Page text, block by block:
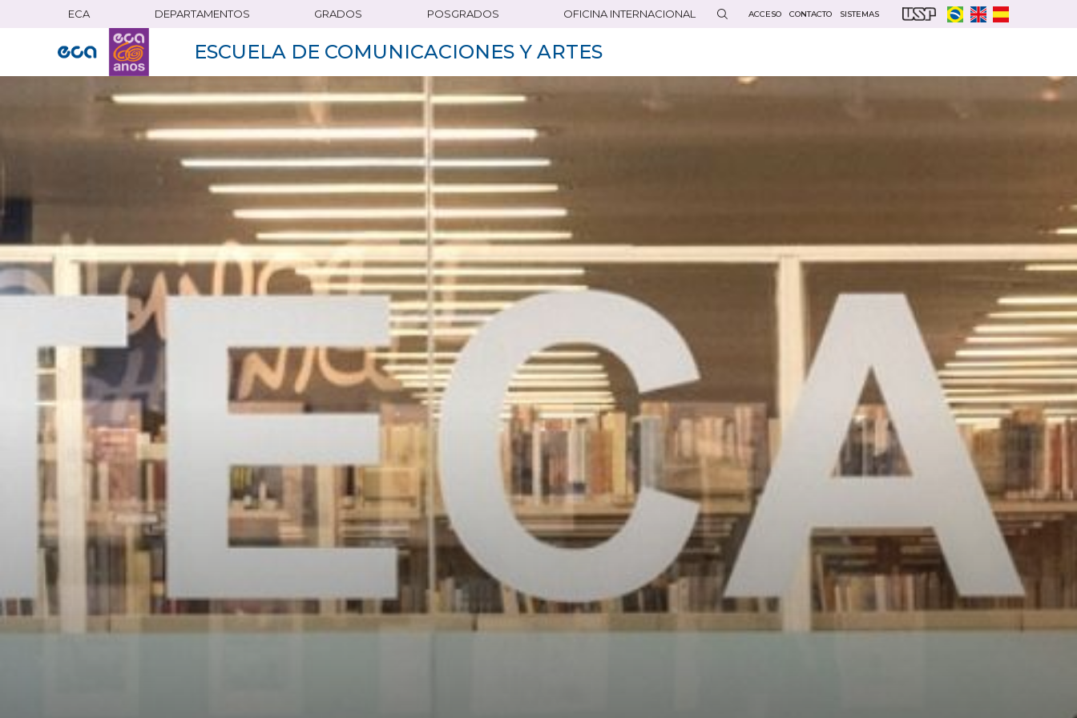
contenido
principal
ECA DEPARTAMENTOS GRADOS POSGRADOS OFICINA INTERNACIONAL ACCESO CONTACTO SISTEMAS
ESCUELA DE COMUNICACIONES Y ARTES